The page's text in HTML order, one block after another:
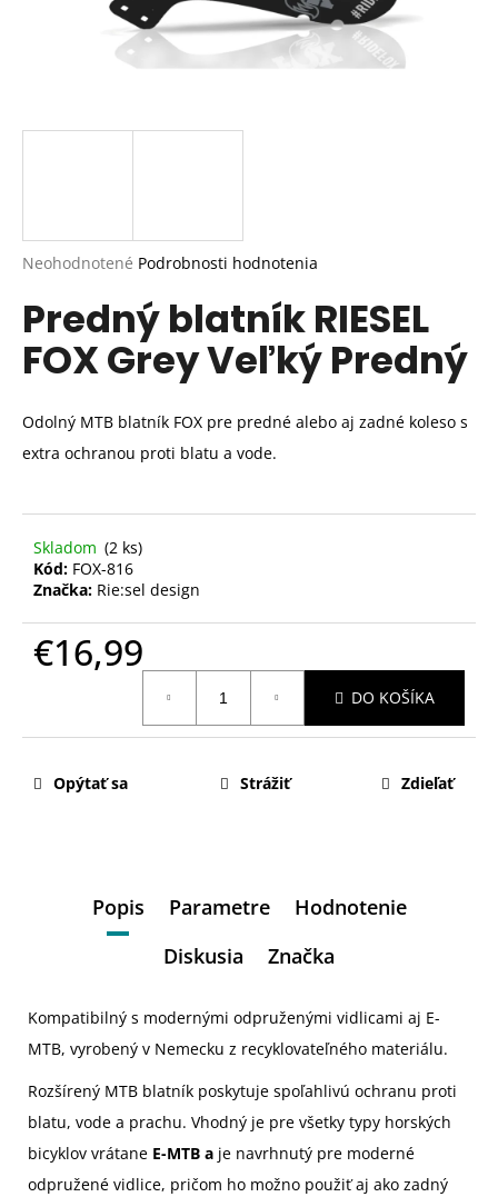
Priemerné
produktu
je
0,0
Neohodnotené Podrobnosti hodnotenia
Predný blatník RIESEL
FOX Grey Veľký Predný
Odolný MTB blatník FOX pre predné alebo aj zadné koleso s
extra ochranou proti blatu a vode.
Skladom (2 ks)
Kód: FOX-816
Značka: Rie:sel design
€16,99
DO KOŠÍKA
Opýtať sa Strážiť Zdieľať
Popis Parametre
Hodnotenie
Diskusia
Značka
Kompatibilný s modernými odpruženými vidlicami aj E-
MTB, vyrobený v Nemecku z recyklovateľného materiálu.
Rozšírený MTB blatník poskytuje spoľahlivú ochranu proti
blatu, vode a prachu. Vhodný je pre všetky typy horských
bicyklov vrátane E-MTB a je navrhnutý pre moderné
odpružené vidlice, pričom ho možno použiť aj ako zadný